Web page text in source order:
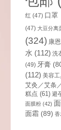
红 (47) 口罩
(47) 大豆分离
(324) 康
水 (112) 洗
(49) 牙膏
(112) 美容工
艾灸／艾条
糕点 (61) 避
面膜粉(42)
面霜(89) 香